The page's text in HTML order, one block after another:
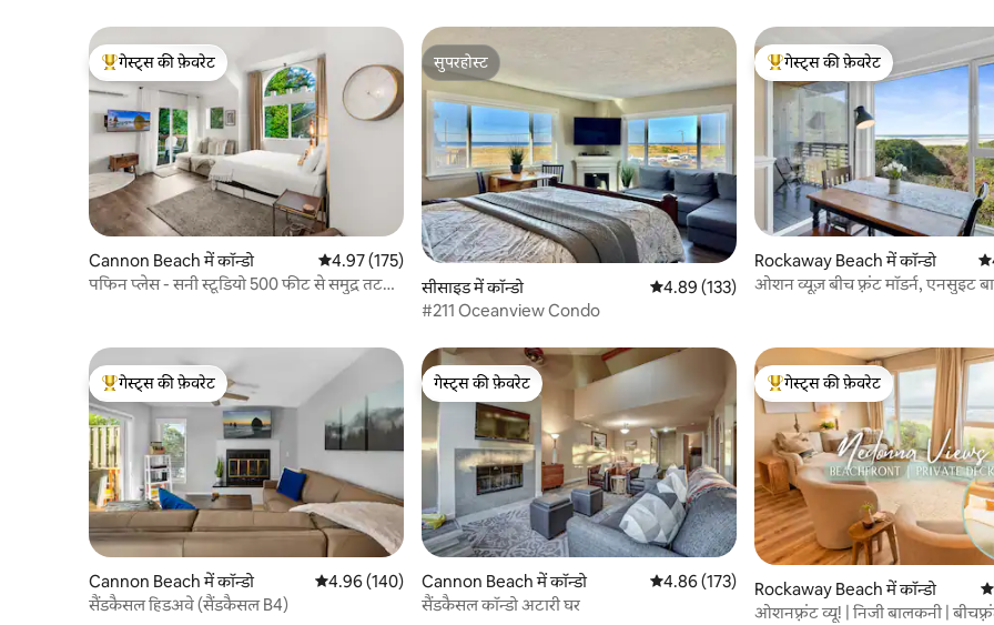
गेस्ट्स का टॉप फ़ेवरेट
गेस्ट्स की फ़ेवरेट
Cannon Beach में कॉन्डो औसत रेटिंग 5 में से 4.97, 175 समीक्षाएँ
4.97 (175)
पफिन प्लेस - सनी स्टूडियो 500 फीट से समुद्र तट
सुपरहोस्ट
सुपरहोस्ट
सीसाइड में कॉन्डो औसत रेटिंग 5 में से 4.89, 133 समीक्षाएँ
4.89 (133)
#211 Oceanview Condo
गेस्ट्स का टॉप फ़ेवरेट
गेस्ट्स की फ़ेवरेट
Rockaway Beach में कॉन्डो
ओशन व्यूज़ बीच फ़्रंट मॉडर्न, एनसुइट
गेस्ट्स का टॉप फ़ेवरेट
गेस्ट्स की फ़ेवरेट
Cannon Beach में कॉन्डो औसत रेटिंग 5 में से 4.96, 140 समीक्षाएँ
4.96 (140)
सैंडकैसल हिडअवे (सैंडकैसल B4)
गेस्ट्स की फ़ेवरेट
गेस्ट्स की फ़ेवरेट
Cannon Beach में कॉन्डो औसत रेटिंग 5 में से 4.86, 173 समीक्षाएँ
4.86 (173)
सैंडकैसल कॉन्डो अटारी घर
गेस्ट्स का टॉप फ़ेवरेट
गेस्ट्स की फ़ेवरेट
Rockaway Beach में कॉन्डो
ओशनफ़्रंट व्यू! | निजी बालकनी |